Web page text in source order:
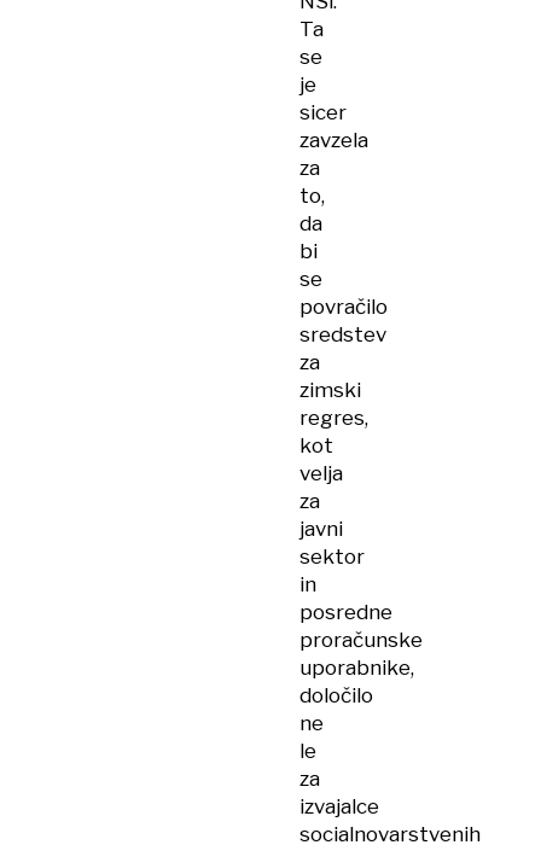
Ta
se
je
sicer
zavzela
za
to,
da
bi
se
povračilo
sredstev
za
zimski
regres,
kot
velja
za
javni
sektor
in
posredne
proračunske
uporabnike,
določilo
ne
le
za
izvajalce
socialnovarstvenih